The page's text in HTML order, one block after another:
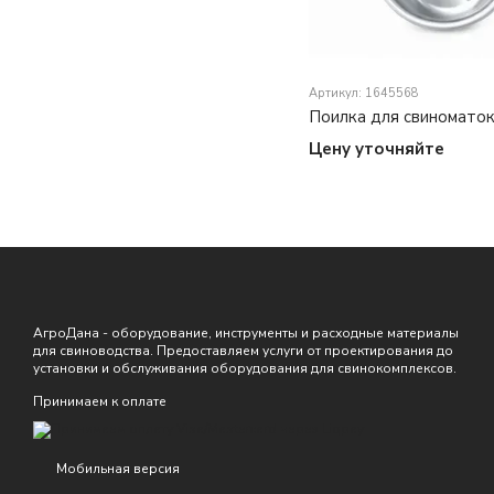
Артикул: 1645568
Поилка для
Цену уточняйте
АгроДана - оборудование, инструменты и расходные материалы
для свиноводства. Предоставляем услуги от проектирования до
установки и обслуживания оборудования для свинокомплексов.
Принимаем к оплате
Мобильная версия